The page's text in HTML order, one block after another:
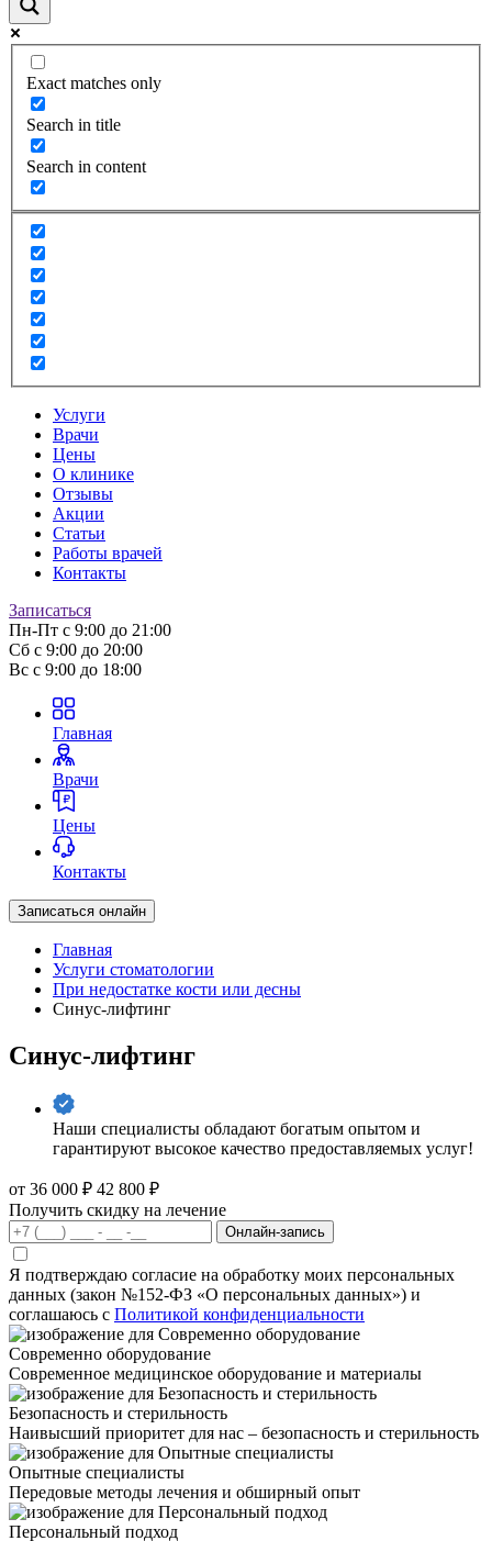
Exact matches only
Search in title
Search in content
Услуги
Врачи
Цены
О клинике
Отзывы
Акции
Статьи
Работы врачей
Контакты
Записаться
Пн-Пт с 9:00 до 21:00
Сб с 9:00 до 20:00
Вс с 9:00 до 18:00
Главная
Врачи
Цены
Контакты
Записаться онлайн
Главная
Услуги стоматологии
При недостатке кости или десны
Синус-лифтинг
Синус-лифтинг
Наши специалисты обладают богатым опытом и
гарантируют высокое качество предоставляемых услуг!
от 36 000 ₽ 42 800 ₽
Получить скидку на лечение
Онлайн-запись
Я подтверждаю согласие на обработку моих персональных
данных (закон №152-ФЗ «О персональных данных») и
соглашаюсь с Политикой конфиденциальности
Современно оборудование
Современное медицинское оборудование и материалы
Безопасность и стерильность
Наивысший приоритет для нас – безопасность и стерильность
Опытные специалисты
Передовые методы лечения и обширный опыт
Персональный подход